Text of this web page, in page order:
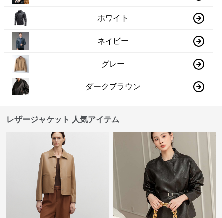
ホワイト
ネイビー
グレー
ダークブラウン
レザージャケット 人気アイテム